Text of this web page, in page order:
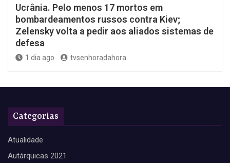
Ucrânia. Pelo menos 17 mortos em
bombardeamentos russos contra Kiev;
Zelensky volta a pedir aos aliados sistemas de
defesa
1 dia ago tvsenhoradahora
Categorias
Atualidade
Autárquicas 2021